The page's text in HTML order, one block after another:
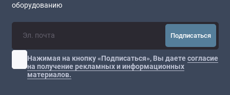
оборудованию
Подписаться
Нажимая на кнопку «Подписаться», Вы даетесогласие
на получение рекламных и информационных
материалов.